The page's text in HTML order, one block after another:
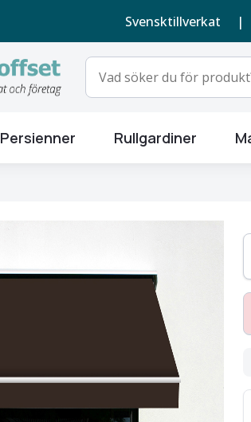
Svensktillverkat |
Persienner Rullgardiner